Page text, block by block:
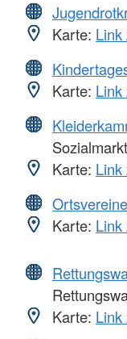
Karte: Link
Karte: Link
Sozialmarkt
Karte: Link
Ortsvereine
Karte: Link
Karte: Link